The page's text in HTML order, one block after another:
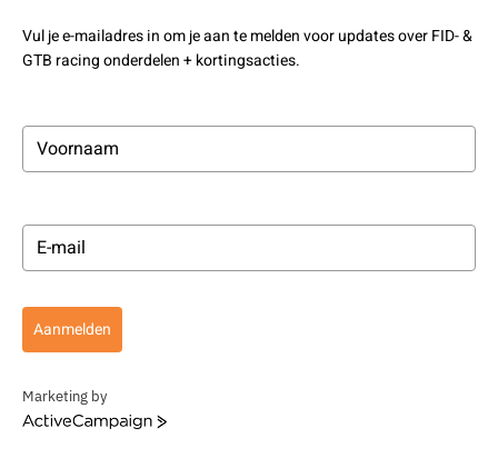
Vul je e-mailadres in om je aan te melden voor updates over FID- &
GTB racing onderdelen + kortingsacties.
Aanmelden
Marketing by
ActiveCampaign